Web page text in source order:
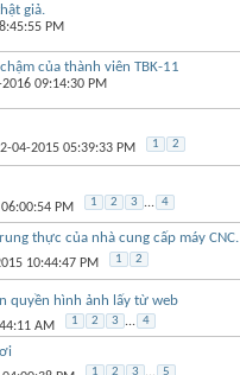
giả.
PM
của thành viên TBK-11
09:14:30 PM
04-2015 05:39:33 PM 1 2
PM 1 2 3 ... 4
thực của nhà cung cấp máy CNC.
10:44:47 PM 1 2
quyền hình ảnh lấy từ web
AM 1 2 3 ... 4
1 2 3 5